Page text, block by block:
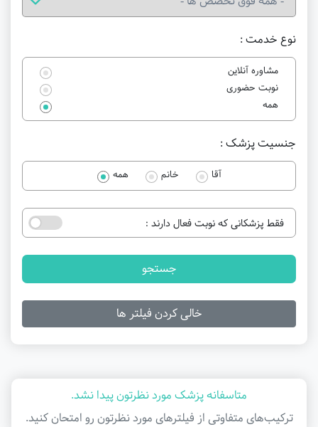
نوع خدمت :
مشاوره آنلاین
نوبت حضوری
همه
جنسیت پزشک :
آقا خانم همه
فقط پزشکانی که نوبت فعال دارند :
جستجو
خالی کردن فیلتر ها
متاسفانه پزشک مورد نظرتون پیدا نشد.
ترکیب‌های متفاوتی از فیلتر‌های مورد نظرتون رو امتحان کنید.